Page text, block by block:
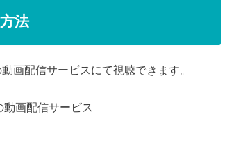
法
画配信サービスにて視聴できます。
画配信サービス